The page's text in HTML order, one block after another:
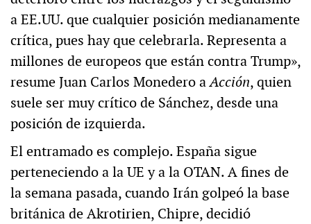
a EE.UU. que cualquier posición medianamente
crítica, pues hay que celebrarla. Representa a
millones de europeos que están contra Trump»,
resume Juan Carlos Monedero aAcción, quien
suele ser muy crítico de Sánchez, desde una
posición de izquierda.
El entramado es complejo. España sigue
perteneciendo a la UE y a la OTAN. A fines de
la semana pasada, cuando Irán golpeó la base
británica de Akrotirien, Chipre, decidió